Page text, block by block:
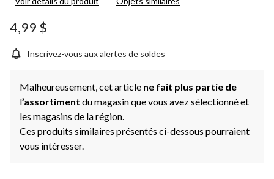
pour
la
même
4,99 $
Inscrivez-vous aux alertes de soldes
Malheureusement, cet article ne fait plus partie de
l’assortiment du magasin que vous avez sélectionné et
les magasins de la région.
Ces produits similaires présentés ci-dessous pourraient
vous intéresser.